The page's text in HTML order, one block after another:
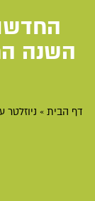
השנה
דף הבית » ניוזלטר